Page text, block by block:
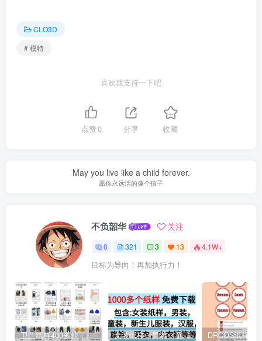
CLO3D
# 模特
喜欢就支持一下吧
点赞0 分享 收藏
May you live like a child forever.
愿你永远活的像个孩子
不负韶华 关注
0 321 3 13 4.1W+
目标为导向！再加执行力！
卫兰纸样400多款，包含男装女装童装汉服旗袍等等 女装纸样，男装，童装，婴儿，汉服等等 格式A4和PTL纸样免费下载